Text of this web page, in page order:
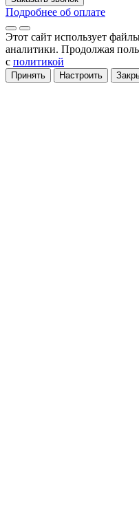
Подробнее об оплате
Этот сайт использует
аналитики. Продолжая
с политикой
Принять Настроить